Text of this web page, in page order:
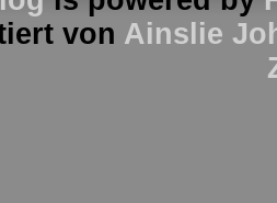
von Ainslie